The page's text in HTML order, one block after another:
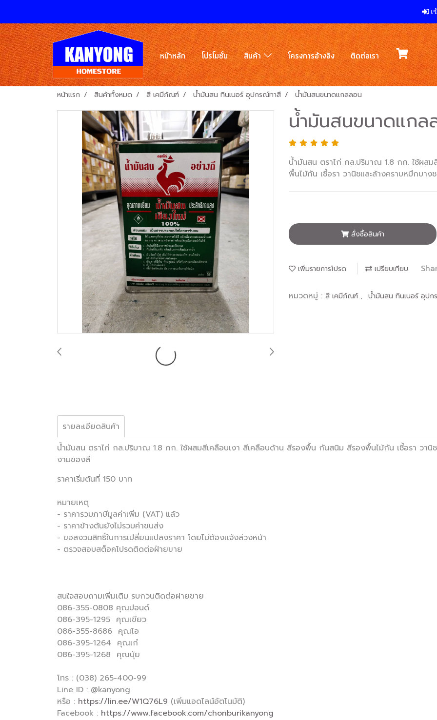
เ
หน้าหลัก โปรโมชั่น สินค้า โครงการอ้างอิง ติดต่อเรา
หน้าแรก สินค้าทั้งหมด สี เคมีภัณฑ์ น้ำมันสน ทินเนอร์ อุปกรณ์ทาสี น้ำมันสนขนาดแกลลอน
น้ำมันสนขนาดแกล
น้ำมันสน ตราไก่ กล.ปริมาณ 1.8 กก. ใช้ผส
พื้นไม้กัน เชี้อรา วานิชและล้างคราบหมึกบาง
สั่งซื้อสินค้า
เพิ่มรายการโปรด เปรียบเทียบ
หมวดหมู่ : สี เคมีภัณฑ์ , น้ำมันสน ทินเนอร์ อุป
รายละเอียดสินค้า
น้ำมันสน ตราไก่ กล.ปริมาณ 1.8 กก. ใช้ผสมสีเคลือบเงา สีเคลือบด้าน สีรองพื้น กันสนิม สีรองพื้นไม้กัน เชี้อรา วานิ
งามของสี
ราคาเริ่มต้นที่ 150 บาท
หมายเหตุ
- ราคารวมภาษีมูลค่าเพิ่ม (VAT) แล้ว
- ราคาข้างต้นยังไม่รวมค่าขนส่ง
- ขอสงวนสิทธิ์ในการเปลี่ยนแปลงราคา โดยไม่ต้องเเจ้งล่วงหน้า
- ตรวจสอบสต็อคโปรดติดต่อฝ่ายขาย
สนใจสอบถามเพิ่มเติม รบกวนติดต่อฝายขาย
086-355-0808 คุณปอนด์
086-395-1295 คุณเขียว
086-355-8686 คุณโอ
086-395-1264 คุณเก๋
086-395-1268 คุณนุ้ย
โทร : (038) 265-400-99
Line ID : @kanyong
หรือ : https://lin.ee/W1Q76L9 (เพิ่มแอดไลน์อัตโนมัติ)
Facebook : https://www.facebook.com/chonburikanyong